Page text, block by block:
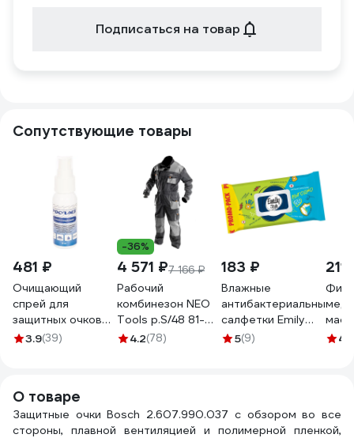
Подписаться на товар
Сопутствующие товары
481 ₽
Очищающий
спрей для
защитных очков
РОСОМЗ 30 мл
3.9(39)
-36%
4 571 ₽7 166 ₽
Рабочий
комбинезон NEO
Tools p.S/48 81-
250-S
4.2(78)
183 ₽
Влажные
антибактериальные
салфетки Emily
Style упаковка 120
5(9)
104
О товаре
Защитные очки Bosch 2.607.990.037 с обзором во все
стороны, плавной вентиляцией и полимерной пленкой,